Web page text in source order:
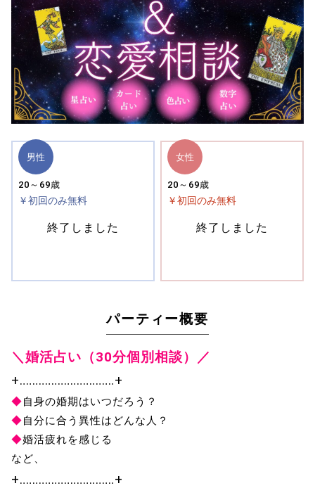
男性
20～69歳
￥初回のみ無料
終了しました
女性
20～69歳
￥初回のみ無料
終了しました
パーティー概要
＼婚活占い（30分個別相談）／
+‥‥‥‥‥‥‥‥‥‥‥‥‥‥‥+
◆自身の婚期はいつだろう？
◆自分に合う異性はどんな人？
◆婚活疲れを感じる
など、
+‥‥‥‥‥‥‥‥‥‥‥‥‥‥‥+